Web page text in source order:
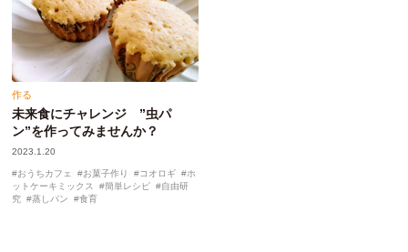
作る
未来食にチャレンジ ”虫パ
ン”を作ってみませんか？
2023.1.20
おうちカフェ お菓子作り コオロギ
ホ
ットケーキミックス
簡単レシピ
自由研
究
蒸しパン 食育